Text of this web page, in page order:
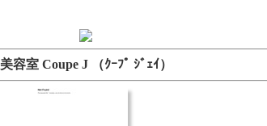
美容室 Coupe J （ｸｰﾌﾟ ｼﾞｪｲ）